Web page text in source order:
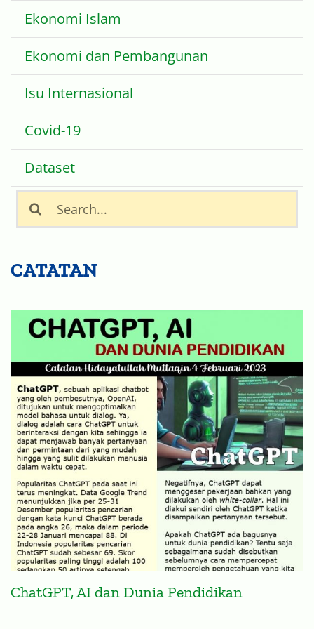
Ekonomi Islam
Ekonomi dan Pembangunan
Isu Internasional
Covid-19
Dataset
Search
for:
CATATAN
ChatGPT, AI dan Dunia Pendidikan